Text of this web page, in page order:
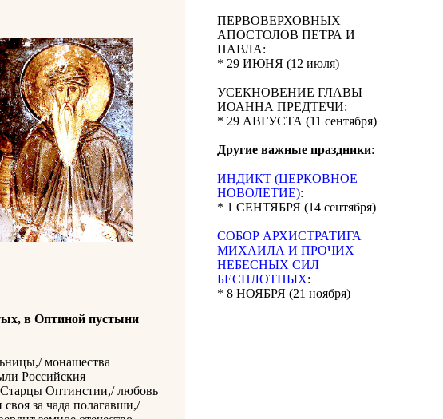
в Оптиной пустыни
монашества
Российския
Оптинстии,/ любовь
за чада полагавши,/
ПЕРВОВЕРХОВНЫХ
АПОСТОЛОВ ПЕТРА И
ПАВЛА:
* 29 ИЮНЯ (12 июля)
УСЕКНОВЕНИЕ ГЛАВЫ
ИОАННА ПРЕДТЕЧИ:
* 29 АВГУСТА (11 сентября)
Другие важные праздники:
ИНДИКТ (ЦЕРКОВНОЕ
НОВОЛЕТИЕ):
* 1 СЕНТЯБРЯ (14 сентября)
CОБОР АРХИСТРАТИГА
МИХАИЛА И ПРОЧИХ
НЕБЕСНЫХ СИЛ
БЕСПЛОТНЫХ:
* 8 НОЯБРЯ (21 ноября)